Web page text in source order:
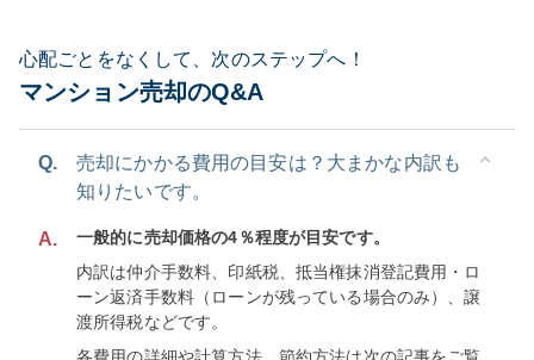
心配ごとをなくして、次のステップへ！
マンション売却のQ&A
Q.
売却にかかる費用の目安は？大まかな内訳も
知りたいです。
A.
一般的に売却価格の4％程度が目安です。
内訳は仲介手数料、印紙税、抵当権抹消登記費用・ロ
ーン返済手数料（ローンが残っている場合のみ）、譲
渡所得税などです。